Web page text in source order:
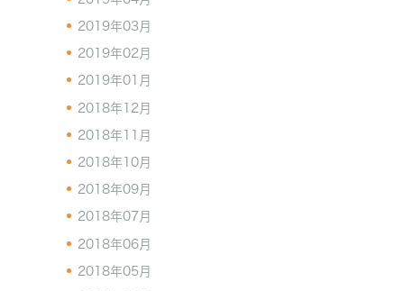
2019年03月
2019年02月
2019年01月
2018年12月
2018年11月
2018年10月
2018年09月
2018年07月
2018年06月
2018年05月